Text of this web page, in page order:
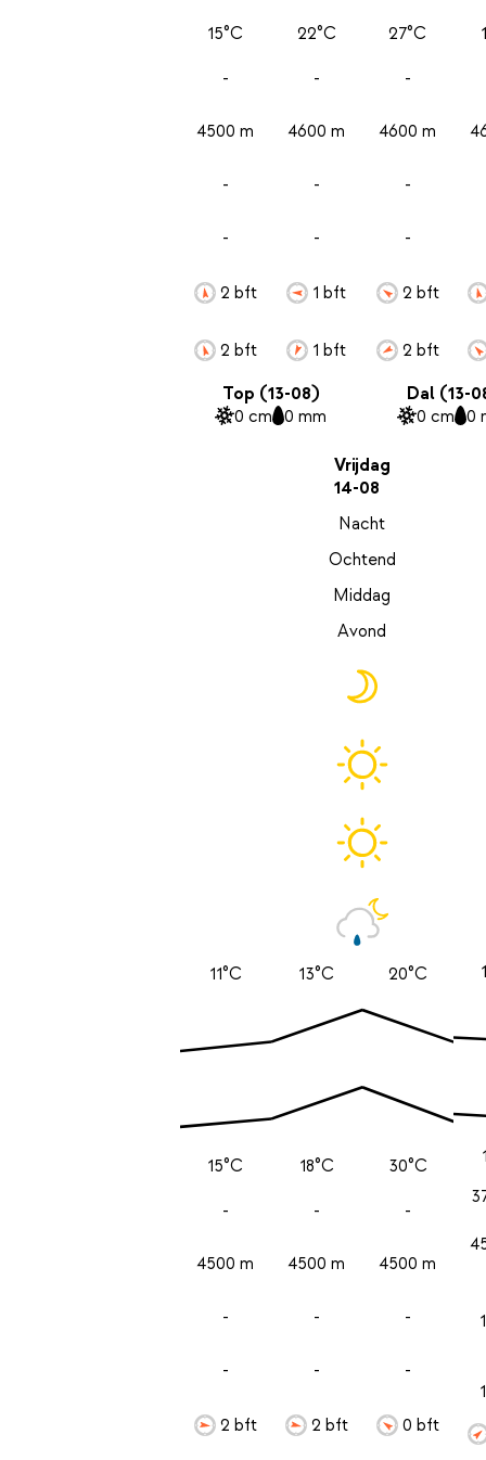
15°C
-
4500 m
-
-
2 bft
2 bft
22°C
-
4600 m
-
-
1 bft
1 bft
27°C
-
4600 m
-
-
2 bft
2 bft
Top (13-08)
0 cm 0 mm
Dal (13-
0 cm 0
Vrijdag
14-08
Nacht
Ochtend
Middag
Avond
11°C
15°C
-
4500 m
-
-
2 bft
13°C
18°C
-
4500 m
-
-
2 bft
20°C
30°C
-
4500 m
-
-
0 bft